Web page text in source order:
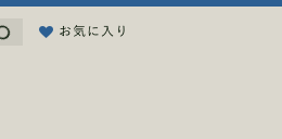
お気に入り